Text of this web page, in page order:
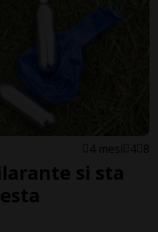
4 mesi 4 8
si sta